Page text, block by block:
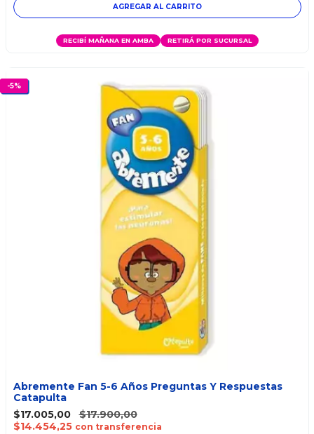
RECIBÍ MAÑANA EN AMBA RETIRÁ POR SUCURSAL
-5%
Abremente Fan 5-6 Años Preguntas Y Respuestas
Catapulta
$17.005,00
$17.900,00
$14.454,25 con transferencia